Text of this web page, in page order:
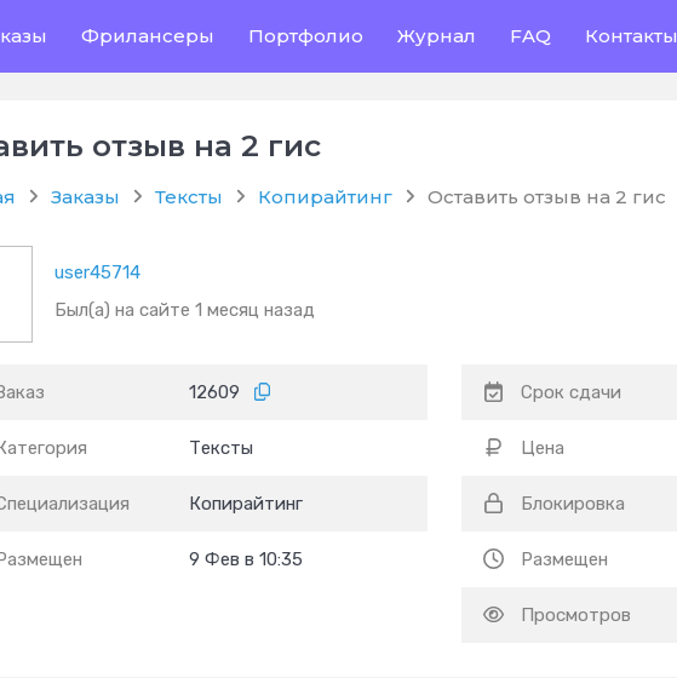
Фрилансеры Портфолио Журнал FAQ Контакты
отзыв на 2 гис
Заказы Тексты Копирайтинг Оставить отзыв на 2 гис
user45714
Был(а) на сайте 1 месяц назад
12609
Тексты
Копирайтинг
9 Фев в 10:35
Срок сдачи
Цена
Блокировка
Размещен
Просмотров